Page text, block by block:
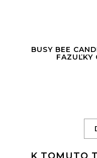
BUSY BEE
FAZUĽKY